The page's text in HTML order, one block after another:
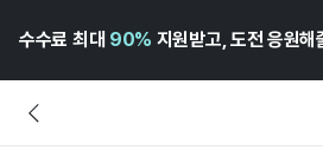
수수료 최대 90% 지원받고, 도전 응원해